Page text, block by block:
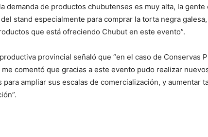
demanda de productos chubutenses es muy alta, la gente
stand especialmente para comprar la torta negra
que está ofreciendo Chubut en este evento”.
provincial señaló que “en el caso de Conservas
comentó que gracias a este evento pudo realizar
ampliar sus escalas de comercialización, y aumentar